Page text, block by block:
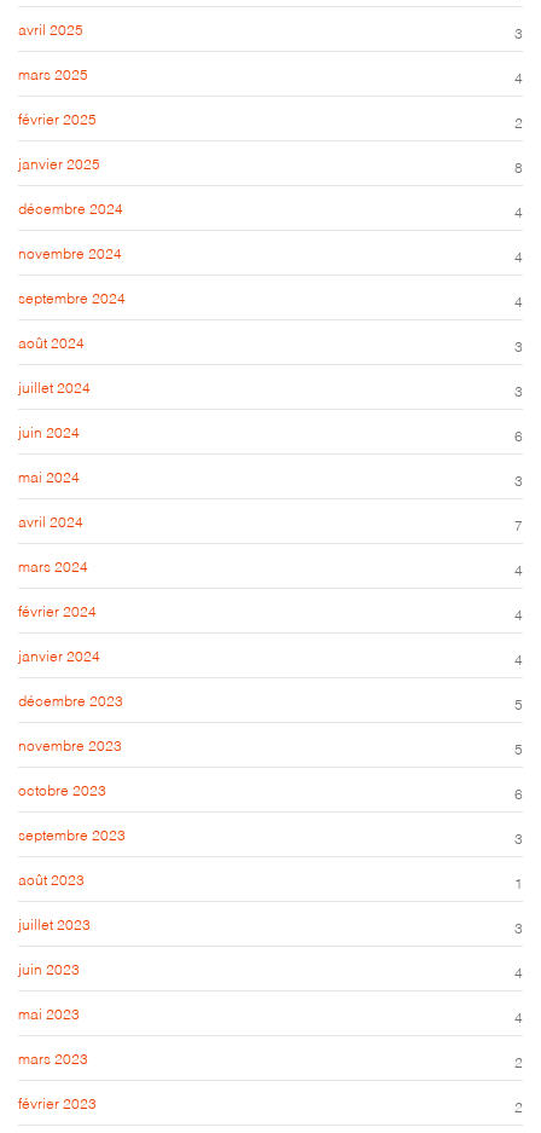
avril 2025 3
mars 2025 4
février 2025 2
janvier 2025 8
décembre 2024 4
novembre 2024 4
septembre 2024 4
août 2024 3
juillet 2024 3
juin 2024 6
mai 2024 3
avril 2024 7
mars 2024 4
février 2024 4
janvier 2024 4
décembre 2023 5
novembre 2023 5
octobre 2023 6
septembre 2023 3
août 2023 1
juillet 2023 3
juin 2023 4
mai 2023 4
mars 2023 2
février 2023 2